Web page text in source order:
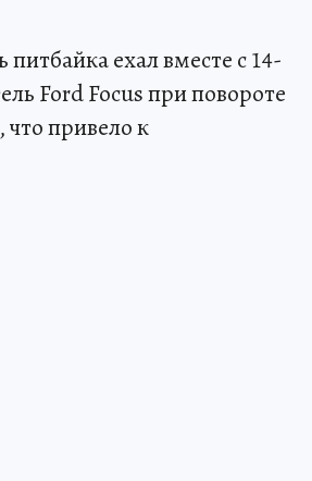
ехал вместе с 14-
Ford Focus при повороте
привело к